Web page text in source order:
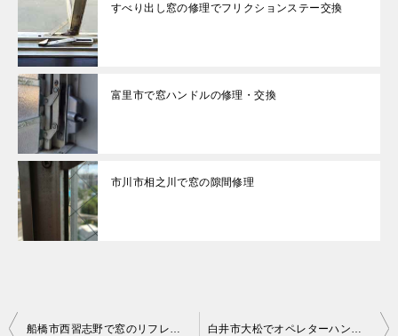
すべり出し窓の修理でフリクションステー交換
富里市で窓ハンドルの修理・交換
市川市相之川で窓の隙間修理
投
船橋市西習志野で窓のリフレッシュ 白井市大松でオペレターハンドル修理・交換